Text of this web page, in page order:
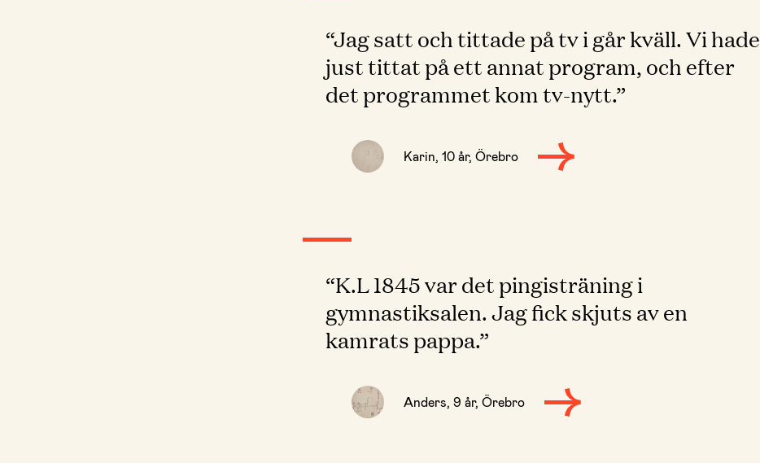
“Jag satt och tittade på tv i går kväll. Vi hade
just tittat på ett annat program, och efter
det programmet kom tv-nytt.”
Karin, 10 år, Örebro
“K.L 1845 var det pingisträning i
gymnastiksalen. Jag fick skjuts av en
kamrats pappa.”
Anders, 9 år, Örebro